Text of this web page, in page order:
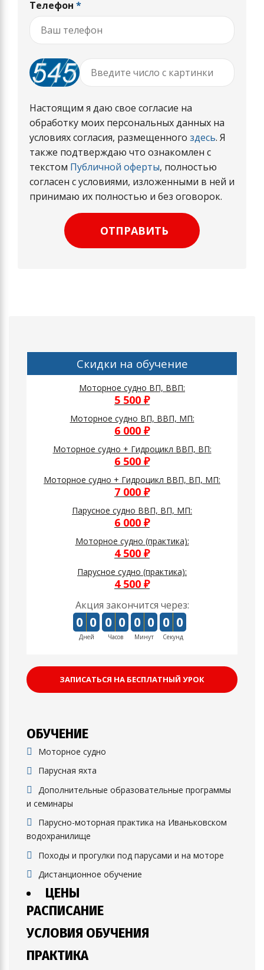
Телефон *
Настоящим я даю свое согласие на
обработку моих персональных данных на
условиях согласия, размещенного здесь. Я
также подтверждаю что ознакомлен с
текстом Публичной оферты, полностью
согласен с условиями, изложенными в ней и
принимаю их полностью и без оговорок.
ОТПРАВИТЬ
Скидки на обучение
Моторное судно ВП, ВВП:
5 500 ₽
Моторное судно ВП, ВВП, МП:
6 000 ₽
Моторное судно + Гидроцикл ВВП, ВП:
6 500 ₽
Моторное судно + Гидроцикл ВВП, ВП, МП:
7 000 ₽
Парусное судно ВВП, ВП, МП:
6 000 ₽
Моторное судно (практика):
4 500 ₽
Парусное судно (практика):
4 500 ₽
Акция закончится через:
0 0
Дней
0 0
Часов
0 0
Минут
0 0
Секунд
ЗАПИСАТЬСЯ НА БЕСПЛАТНЫЙ УРОК
ОБУЧЕНИЕ
Моторное судно
Парусная яхта
Дополнительные образовательные программы
и семинары
Парусно-моторная практика на Иваньковском
водохранилище
Походы и прогулки под парусами и на моторе
Дистанционное обучение
ЦЕНЫ
РАСПИСАНИЕ
УСЛОВИЯ ОБУЧЕНИЯ
ПРАКТИКА